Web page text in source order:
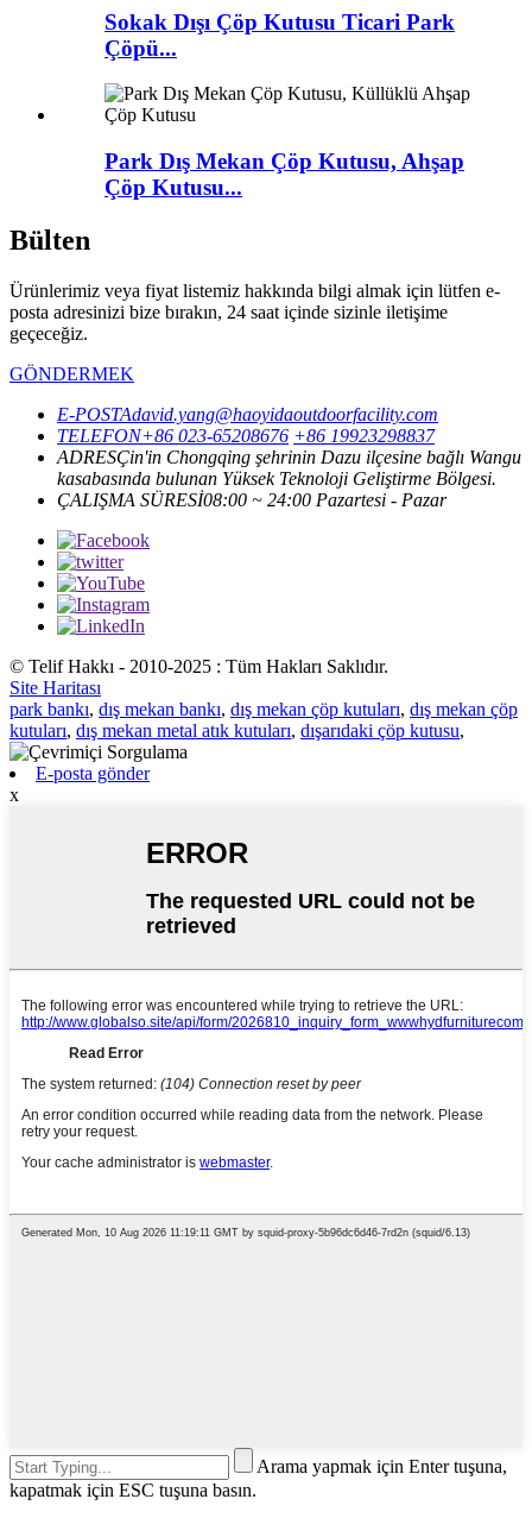
Sokak Dışı Çöp Kutusu Ticari Park
Çöpü...
Park Dış Mekan Çöp Kutusu, Ahşap
Çöp Kutusu...
Bülten
Ürünlerimiz veya fiyat listemiz hakkında bilgi almak için lütfen e-
posta adresinizi bize bırakın, 24 saat içinde sizinle iletişime
geçeceğiz.
GÖNDERMEK
E-POSTAdavid.yang@haoyidaoutdoorfacility.com
TELEFON+86 023-65208676 +86 19923298837
ADRESÇin'in Chongqing şehrinin Dazu ilçesine bağlı Wangu
kasabasında bulunan Yüksek Teknoloji Geliştirme Bölgesi.
ÇALIŞMA SÜRESİ08:00 ~ 24:00 Pazartesi - Pazar
© Telif Hakkı - 2010-2025 : Tüm Hakları Saklıdır.
Site Haritası
park bankı, dış mekan bankı, dış mekan çöp kutuları, dış mekan çöp
kutuları, dış mekan metal atık kutuları, dışarıdaki çöp kutusu,
E-posta gönder
x
Arama yapmak için Enter tuşuna,
kapatmak için ESC tuşuna basın.